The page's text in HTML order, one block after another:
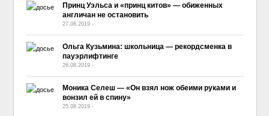
Принц Уэльса и «принц китов» — обиженных
англичан не остановить
27.08.2019 -
Ольга Кузьмина: школьница — рекордсменка в
пауэрлифтинге
26.08.2019 -
Моника Селеш — «Он взял нож обеими руками и
вонзил ей в спину»
25.08.2019 -